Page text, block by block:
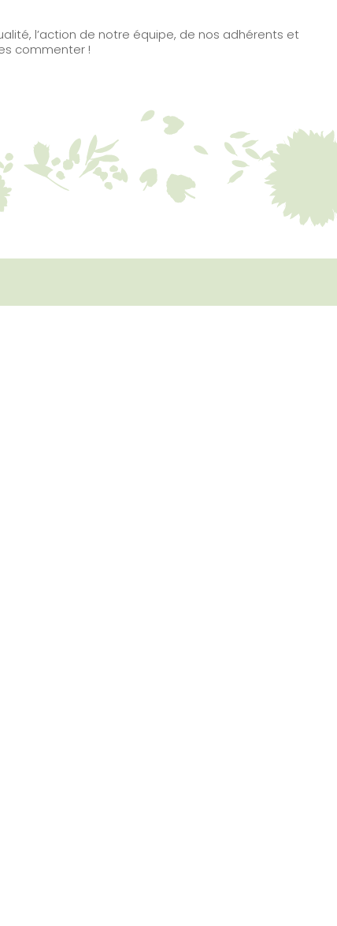
l’action de notre équipe, de nos adhérents et
commenter !